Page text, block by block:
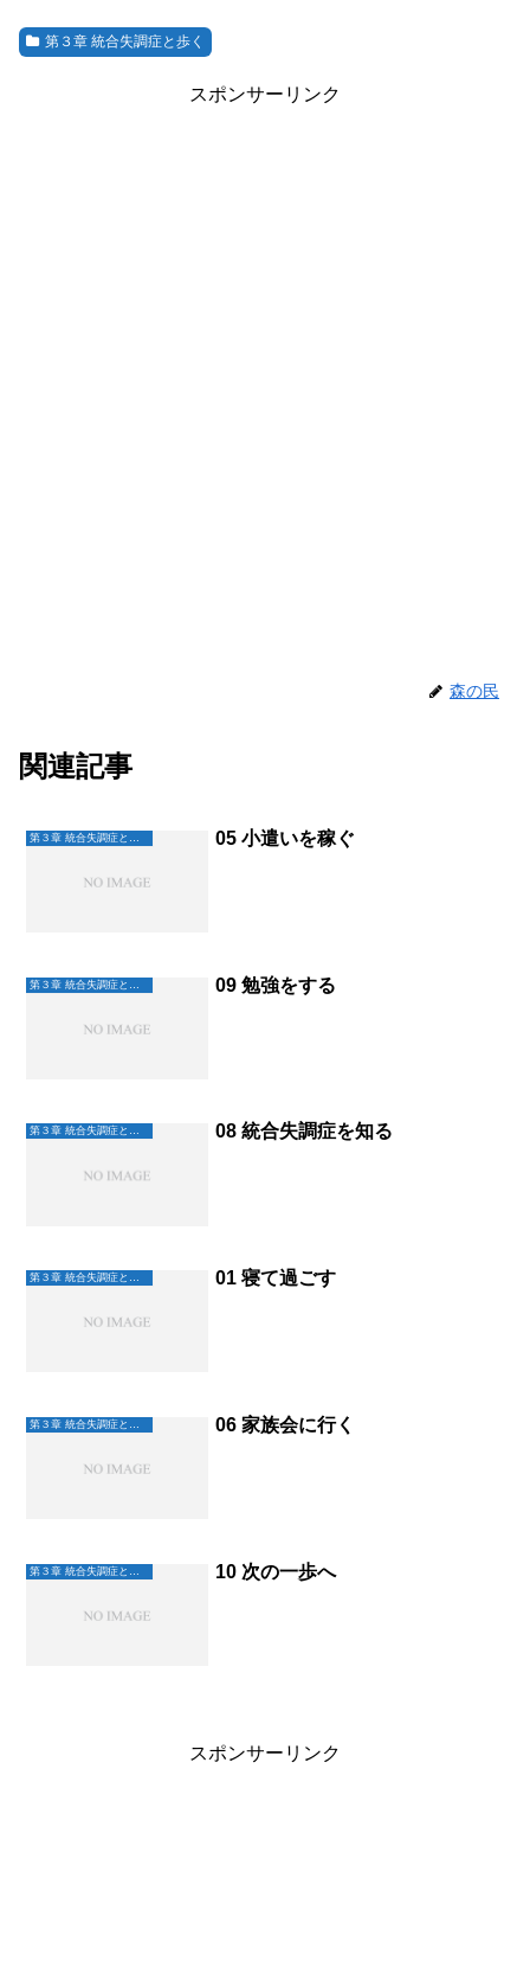
第３章 統合失調症と歩く
スポンサーリンク
森の民
関連記事
第３章 統合失調症と歩く 05 小遣いを稼ぐ
09 勉強をする
第３章 統合失調症と歩く 08 統合失調症を知る
第３章 統合失調症と歩く 01 寝て過ごす
06 家族会に行く
10 次の一歩へ
スポンサーリンク